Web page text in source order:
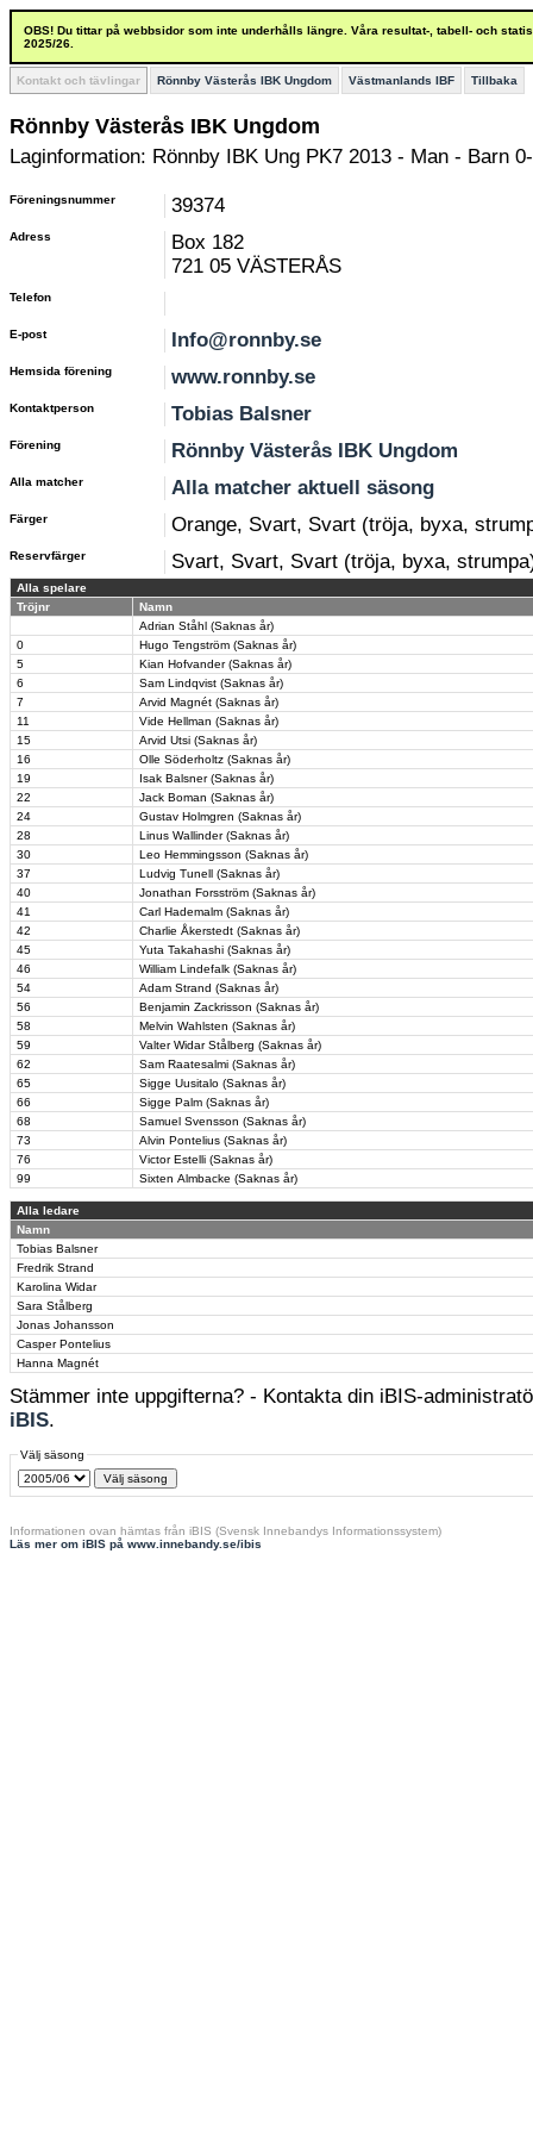
OBS! Du tittar på webbsidor som inte underhålls längre. Våra resultat-, tabell- och
2025/26.
Kontakt och tävlingar Rönnby Västerås IBK Ungdom Västmanlands IBF Tillbaka
Rönnby Västerås IBK Ungdom
Laginformation: Rönnby IBK Ung PK7 2013 - Man - Barn
Föreningsnummer 39374
Adress
Box 182
721 05 VÄSTERÅS
Telefon
E-post Info@ronnby.se
Hemsida förening www.ronnby.se
Kontaktperson Tobias Balsner
Förening Rönnby Västerås IBK Ungdom
Alla matcher Alla matcher aktuell säsong
Färger Orange, Svart, Svart (tröja, byxa,
Reservfärger Svart, Svart, Svart (tröja, byxa,
Alla spelare
Tröjnr
Namn
Adrian Ståhl (Saknas år)
0
Hugo Tengström (Saknas år)
5
Kian Hofvander (Saknas år)
6
Sam Lindqvist (Saknas år)
7
Arvid Magnét (Saknas år)
11
Vide Hellman (Saknas år)
15
Arvid Utsi (Saknas år)
16
Olle Söderholtz (Saknas år)
19
Isak Balsner (Saknas år)
22
Jack Boman (Saknas år)
24
Gustav Holmgren (Saknas år)
28
Linus Wallinder (Saknas år)
30
Leo Hemmingsson (Saknas år)
37
Ludvig Tunell (Saknas år)
40
Jonathan Forsström (Saknas år)
41
Carl Hademalm (Saknas år)
42
Charlie Åkerstedt (Saknas år)
45
Yuta Takahashi (Saknas år)
46
William Lindefalk (Saknas år)
54
Adam Strand (Saknas år)
56
Benjamin Zackrisson (Saknas år)
58
Melvin Wahlsten (Saknas år)
59
Valter Widar Stålberg (Saknas år)
62
Sam Raatesalmi (Saknas år)
65
Sigge Uusitalo (Saknas år)
66
Sigge Palm (Saknas år)
68
Samuel Svensson (Saknas år)
73
Alvin Pontelius (Saknas år)
76
Victor Estelli (Saknas år)
99
Sixten Almbacke (Saknas år)
Alla ledare
Namn
Tobias Balsner
Fredrik Strand
Karolina Widar
Sara Stålberg
Jonas Johansson
Casper Pontelius
Hanna Magnét
Stämmer inte uppgifterna? - Kontakta din iBIS-
iBIS.
Välj säsong
Informationen ovan hämtas från iBIS (Svensk Innebandys Informationssystem)
Läs mer om iBIS på www.innebandy.se/ibis